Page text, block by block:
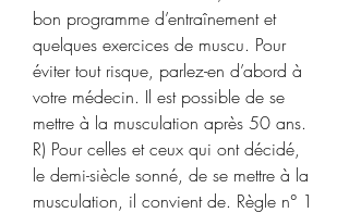
bon programme d’entraînement et
quelques exercices de muscu. Pour
éviter tout risque, parlez-en d’abord à
votre médecin. Il est possible de se
mettre à la musculation après 50 ans.
R) Pour celles et ceux qui ont décidé,
le demi-siècle sonné, de se mettre à la
musculation, il convient de. Règle n° 1